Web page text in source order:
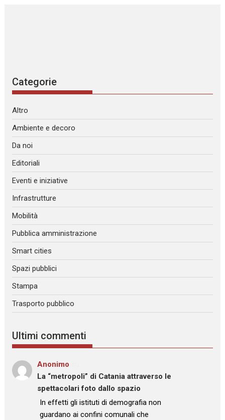
Categorie
Altro
Ambiente e decoro
Da noi
Editoriali
Eventi e iniziative
Infrastrutture
Mobilità
Pubblica amministrazione
Smart cities
Spazi pubblici
Stampa
Trasporto pubblico
Ultimi commenti
Anonimo
La “metropoli” di Catania attraverso le
spettacolari foto dallo spazio
: “In effetti gli istituti di demografia non
guardano ai confini comunali che